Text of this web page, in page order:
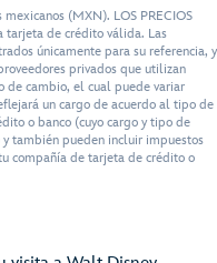
mexicanos (MXN). LOS PRECIOS
tarjeta de crédito válida. Las
únicamente para su referencia, y
privados que utilizan
cambio, el cual puede variar
un cargo de acuerdo al tipo de
o banco (cuyo cargo y tipo de
también pueden incluir impuestos
compañía de tarjeta de crédito o